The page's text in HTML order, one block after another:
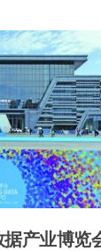
产业博览